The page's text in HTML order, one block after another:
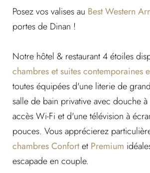
Posez vos valises au Best Western
portes de Dinan !
Notre hôtel & restaurant 4 étoiles
chambres et suites contemporaines
toutes équipées d'une literie de
salle de bain privative avec douche
accès Wi-Fi et d'une télévision à
pouces. Vous apprécierez
chambres Confortet Premium
escapade en couple.